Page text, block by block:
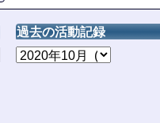
過去の活動記録